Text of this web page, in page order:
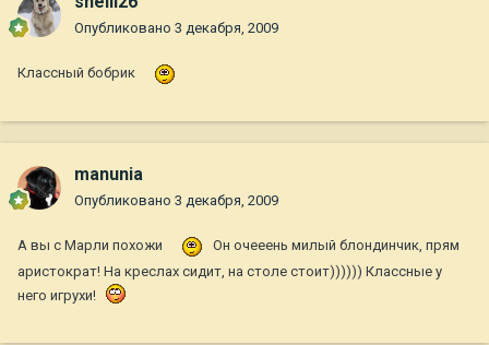
Опубликовано 3 декабря, 2009
Классный бобрик
manunia
Опубликовано 3 декабря, 2009
А вы с Марли похожи
Он очееень милый блондинчик, прям
аристократ! На креслах сидит, на столе стоит)))))) Классные у
него игрухи!